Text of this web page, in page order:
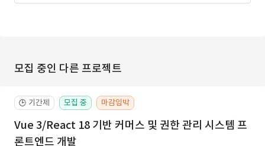
모집 중인 다른 프로젝트
🕒 기간제 모집 중 마감임박
Vue 3/React 18 기반 커머스 및 권한 관리 시스템 프
론트엔드 개발